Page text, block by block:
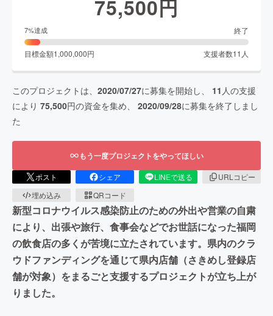
75,500円
7%達成 終了
目標金額1,000,000円 支援者数11 人
このプロジェクトは、 2020/07/27に募集を開始し、 11 人の支援
により 75,500円の資金を集め、 2020/09/28に募集を終了しまし
た
もう一度プロジェクトをやってほしい
ポスト シェア LINEで送る
URLコピー
埋め込み
QRコード
新型コロナウイルス感染防止のための外出や営業の自粛
により、出張や旅行、食事会などでお世話になった福岡
の飲食店の多くが苦境に立たされています。県内のクラ
ウドファンディングを通じて県内店舗（さきめし登録店
舗が対象）をまるごと支援するプロジェクトが立ち上が
りました。